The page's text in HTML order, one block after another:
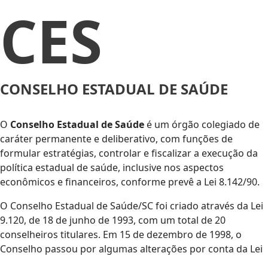
CES
CONSELHO ESTADUAL DE SAÚDE
O Conselho Estadual de Saúde é um órgão colegiado de
caráter permanente e deliberativo, com funções de
formular estratégias, controlar e fiscalizar a execução da
política estadual de saúde, inclusive nos aspectos
econômicos e financeiros, conforme prevê a Lei 8.142/90.
O Conselho Estadual de Saúde/SC foi criado através da Lei
9.120, de 18 de junho de 1993, com um total de 20
conselheiros titulares. Em 15 de dezembro de 1998, o
Conselho passou por algumas alterações por conta da Lei